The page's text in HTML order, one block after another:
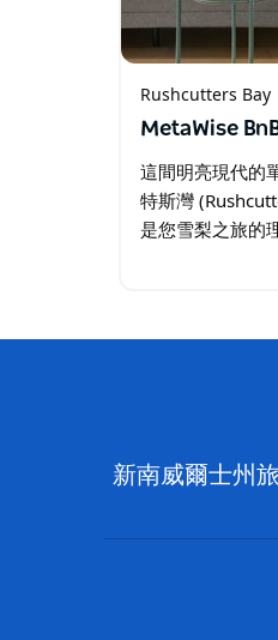
Rushcutters Bay
MetaWise
這間明亮現代的
特斯灣
是您雪梨之旅的
新南威爾士州